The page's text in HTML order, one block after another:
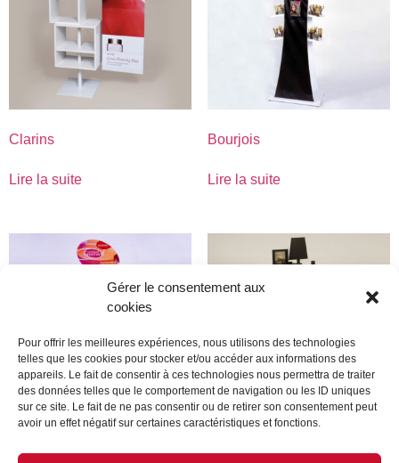
Gérer le consentement aux
cookies
Pour offrir les meilleures expériences, nous utilisons des technologies
telles que les cookies pour stocker et/ou accéder aux informations des
appareils. Le fait de consentir à ces technologies nous permettra de traiter
des données telles que le comportement de navigation ou les ID uniques
sur ce site. Le fait de ne pas consentir ou de retirer son consentement peut
avoir un effet négatif sur certaines caractéristiques et fonctions.
Clarins
Lire la suite
Bourjois
Lire la suite